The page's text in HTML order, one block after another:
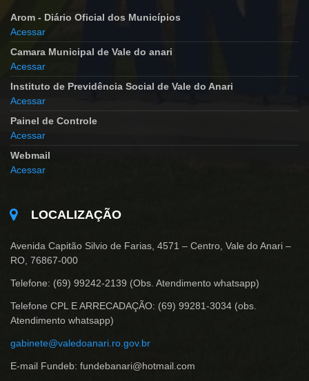
Arom - Diário Oficial dos Municípios
Acessar
Camara Municipal de Vale do anari
Acessar
Instituto de Previdência Social de Vale do Anari
Acessar
Painel de Controle
Acessar
Webmail
Acessar
LOCALIZAÇÃO
Avenida Capitão Silvio de Farias, 4571 – Centro, Vale do Anari –
RO, 76867-000
Telefone: (69) 99242-2139 (Obs. Atendimento whatsapp)
Telefone CPL E ARRECADAÇÃO: (69) 99281-3034 (obs.
Atendimento whatsapp)
gabinete@valedoanari.ro.gov.br
E-mail Fundeb: fundebanari@hotmail.com